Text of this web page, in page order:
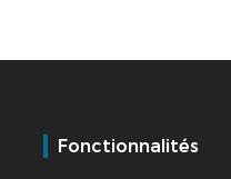
Fonctionnalités